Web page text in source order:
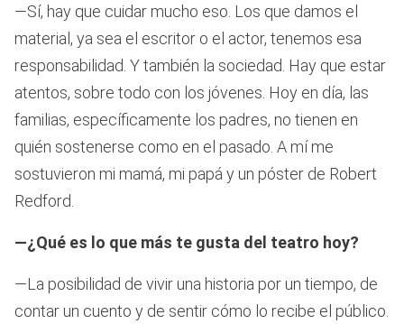
—Sí, hay que cuidar mucho eso. Los que damos el
material, ya sea el escritor o el actor, tenemos esa
responsabilidad. Y también la sociedad. Hay que estar
atentos, sobre todo con los jóvenes. Hoy en día, las
familias, específicamente los padres, no tienen en
quién sostenerse como en el pasado. A mí me
sostuvieron mi mamá, mi papá y un póster de Robert
Redford.
—¿Qué es lo que más te gusta del teatro hoy?
—La posibilidad de vivir una historia por un tiempo, de
contar un cuento y de sentir cómo lo recibe el público.